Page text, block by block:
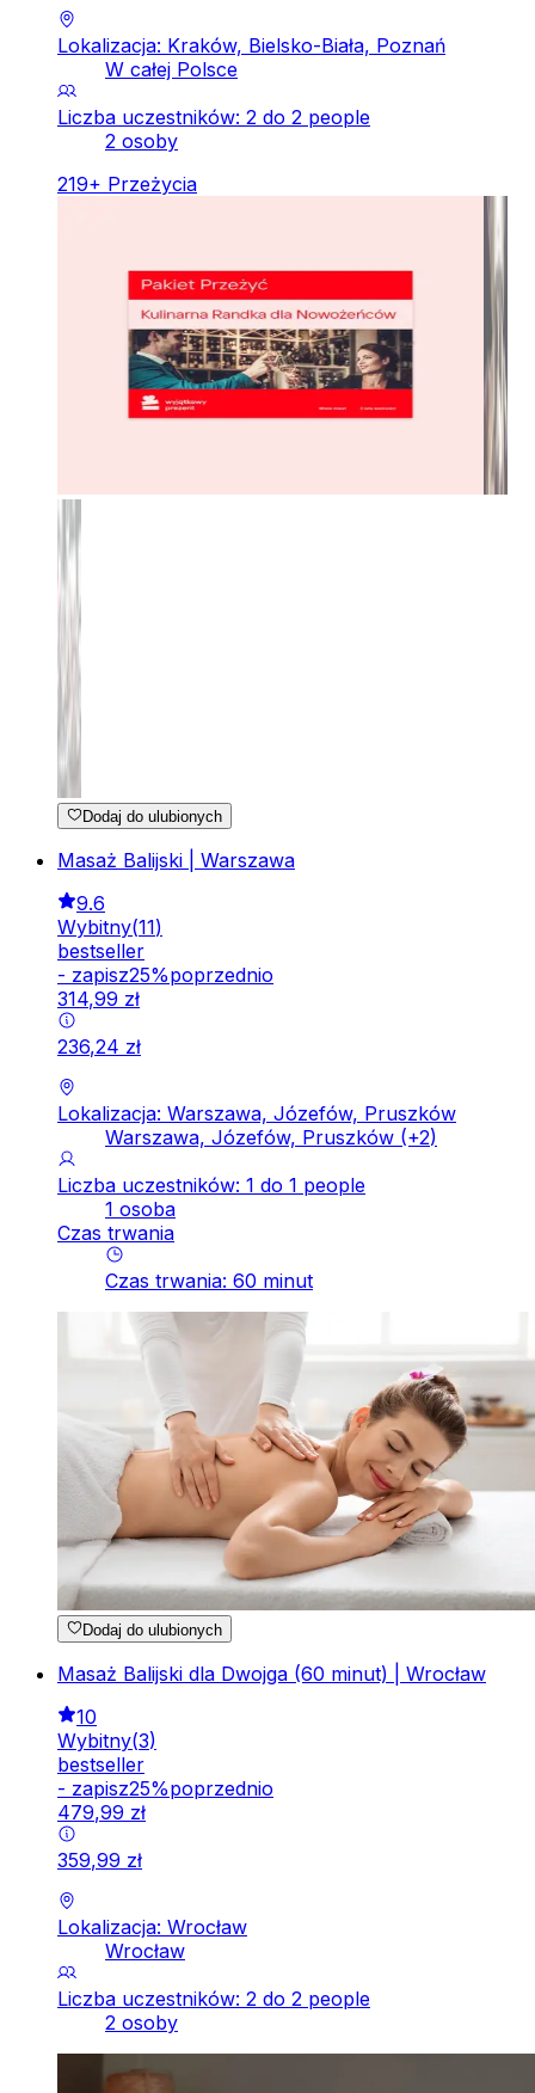
Lokalizacja: Kraków, Bielsko-Biała, Poznań
W całej Polsce
Liczba uczestników: 2 do 2 people
2 osoby
219+ Przeżycia
Dodaj do ulubionych
Masaż Balijski | Warszawa
9.6
Wybitny(11)
bestseller
- zapisz25%poprzednio
314,99 zł
236,24 zł
Lokalizacja: Warszawa, Józefów, Pruszków
Warszawa, Józefów, Pruszków (+2)
Liczba uczestników: 1 do 1 people
1 osoba
Czas trwania
Czas trwania: 60 minut
Dodaj do ulubionych
Masaż Balijski dla Dwojga (60 minut) | Wrocław
10
Wybitny(3)
bestseller
- zapisz25%poprzednio
479,99 zł
359,99 zł
Lokalizacja: Wrocław
Wrocław
Liczba uczestników: 2 do 2 people
2 osoby